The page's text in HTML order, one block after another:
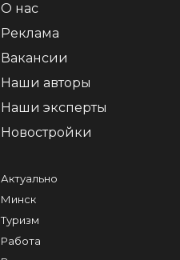
О нас
Реклама
Вакансии
Наши авторы
Наши эксперты
Новостройки
Актуально
Минск
Туризм
Работа